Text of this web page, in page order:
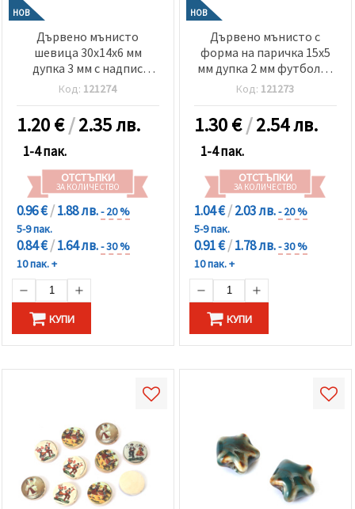
НОВ
Дървено мънисто
шевица 30x14x6 мм
дупка 3 мм с надпис
Супер майка -5 броя
Код: 121274
1.20€/2.35 лв.
1-4 пак.
ОТСТЪПКИ
ЗА КОЛИЧЕСТВО
0.96 €/1.88 лв.- 20 %
5-9 пак.
0.84 €/1.64 лв.- 30 %
10 пак. +
КУПИ
НОВ
Дървено мънисто с
форма на паричка 15x5
мм дупка 2 мм футболна
топка -10 броя
Код: 121273
1.30€/2.54 лв.
1-4 пак.
ОТСТЪПКИ
ЗА КОЛИЧЕСТВО
1.04 €/2.03 лв.- 20 %
5-9 пак.
0.91 €/1.78 лв.- 30 %
10 пак. +
КУПИ